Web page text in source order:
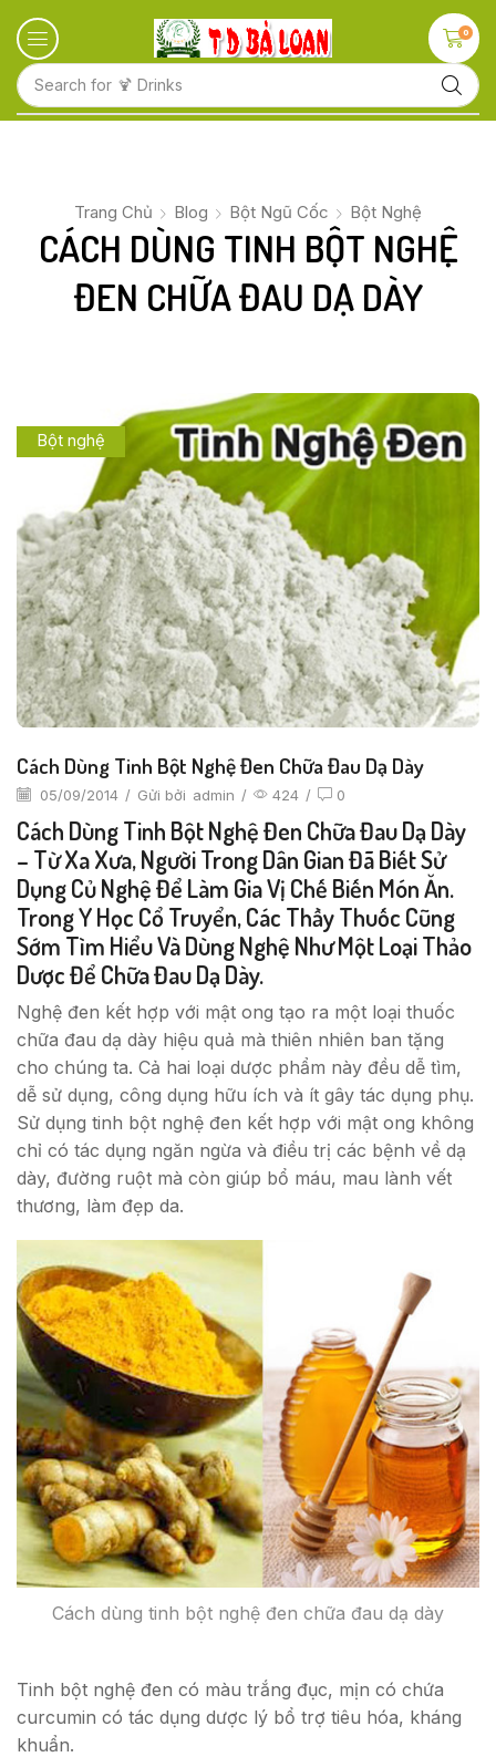
Search for 🍋 Fruits
0
Trang Chủ Blog Bột Ngũ Cốc Bột Nghệ
CÁCH DÙNG TINH BỘT NGHỆ
ĐEN CHỮA ĐAU DẠ DÀY
Bột nghệ
Cách Dùng Tinh Bột Nghệ Đen Chữa Đau Dạ Dày
05/09/2014 / Gửi bởi admin / 424 / 0
Cách Dùng Tinh Bột Nghệ Đen Chữa Đau Dạ Dày
– Từ Xa Xưa, Người Trong Dân Gian Đã Biết Sử
Dụng Củ Nghệ Để Làm Gia Vị Chế Biến Món Ăn.
Trong Y Học Cổ Truyển, Các Thầy Thuốc Cũng
Sớm Tìm Hiểu Và Dùng Nghệ Như Một Loại Thảo
Dược Để Chữa Đau Dạ Dày.
Nghệ đen kết hợp với mật ong tạo ra một loại thuốc
chữa đau dạ dày hiệu quả mà thiên nhiên ban tặng
cho chúng ta. Cả hai loại dược phẩm này đều dễ tìm,
dễ sử dụng, công dụng hữu ích và ít gây tác dụng phụ.
Sử dụng tinh bột nghệ đen kết hợp với mật ong không
chỉ có tác dụng ngăn ngừa và điều trị các bệnh về dạ
dày, đường ruột mà còn giúp bổ máu, mau lành vết
thương, làm đẹp da.
Cách dùng tinh bột nghệ đen chữa đau dạ dày
Tinh bột nghệ đen có màu trắng đục, mịn có chứa
curcumin có tác dụng dược lý bổ trợ tiêu hóa, kháng
khuẩn.